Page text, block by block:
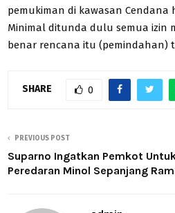
pemukiman di kawasan Cendana
Minimal ditunda dulu semua izin
benar rencana itu (pemindahan)
SHARE 0
PREVIOUS POST
Suparno Ingatkan Pemkot
Peredaran Minol Sepanjang